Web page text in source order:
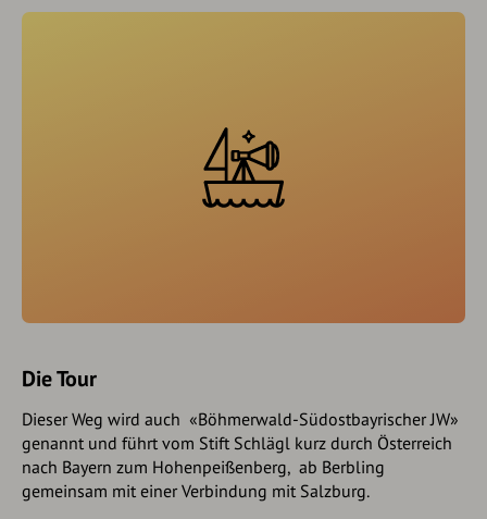
Die Tour
Dieser Weg wird auch «Böhmerwald-Südostbayrischer JW»
genannt und führt vom Stift Schlägl kurz durch Österreich
nach Bayern zum Hohenpeißenberg, ab Berbling
gemeinsam mit einer Verbindung mit Salzburg.